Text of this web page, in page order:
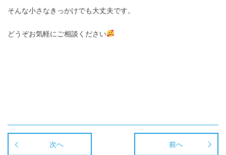
そんな小さなきっかけでも大丈夫です。
どうぞお気軽にご相談ください
次へ 前へ